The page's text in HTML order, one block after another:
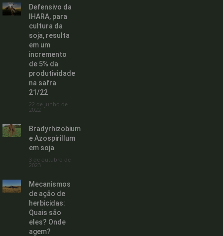
Defensivo da
IHARA, para
cultura da
soja, resulta
em um
incremento
de 5% da
produtividade
na safra
21/22
22 de junho de
2022
Bradyrhizobium
e Azospirillum
em soja
3 de outubro de
2023
Mecanismos
de ação de
herbicidas:
Quais são
eles? Onde
agem?